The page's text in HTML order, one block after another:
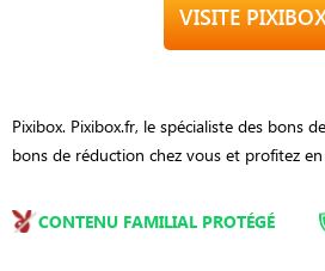
VISITE
Pixibox. Pixibox.fr, le spécialiste des bons
bons de réduction chez vous et profitez
CONTENU FAMILIAL PROTÉGÉ